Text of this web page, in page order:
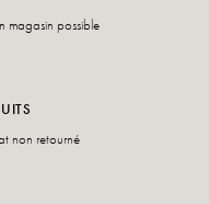
magasin possible
non retourné